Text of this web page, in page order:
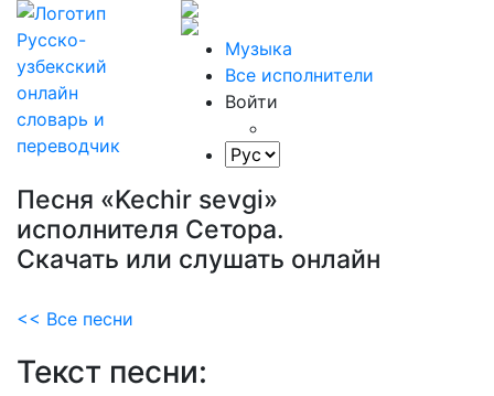
Музыка
Все исполнители
Войти
Песня «Kechir sevgi»
исполнителя Сетора.
Скачать или слушать онлайн
<< Все песни
Текст песни: